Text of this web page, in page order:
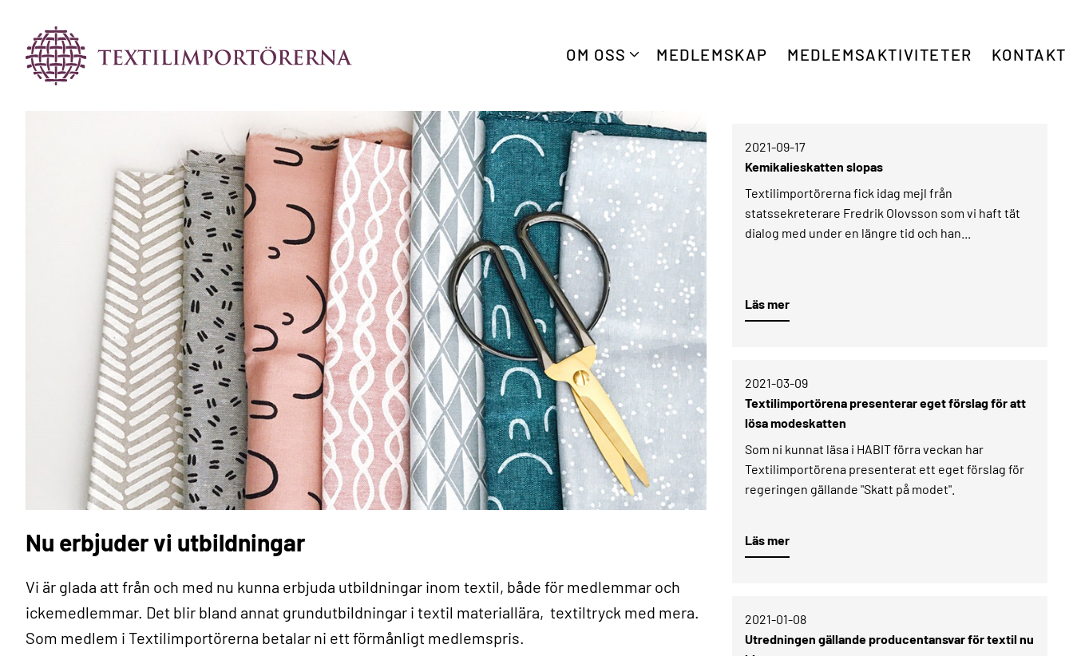
OM OSS MEDLEMSKAP MEDLEMSAKTIVITETER KONTAKT
Nu erbjuder vi utbildningar
Vi är glada att från och med nu kunna erbjuda utbildningar inom textil, både för medlemmar och
ickemedlemmar. Det blir bland annat grundutbildningar i textil materiallära, textiltryck med mera.
Som medlem i Textilimportörerna betalar ni ett förmånligt medlemspris.
2021-09-17­
Kemikalieskatten slopas
Textilimportörerna fick idag mejl från
statssekreterare Fredrik Olovsson som vi haft tät
dialog med under en längre tid och han...
Läs mer
2021-03-09­
Textilimportörena presenterar eget förslag för att
lösa modeskatten
Som ni kunnat läsa i HABIT förra veckan har
Textilimportörena presenterat ett eget förslag för
regeringen gällande "Skatt på modet".
Läs mer
2021-01-08­
Utredningen gällande producentansvar för textil nu